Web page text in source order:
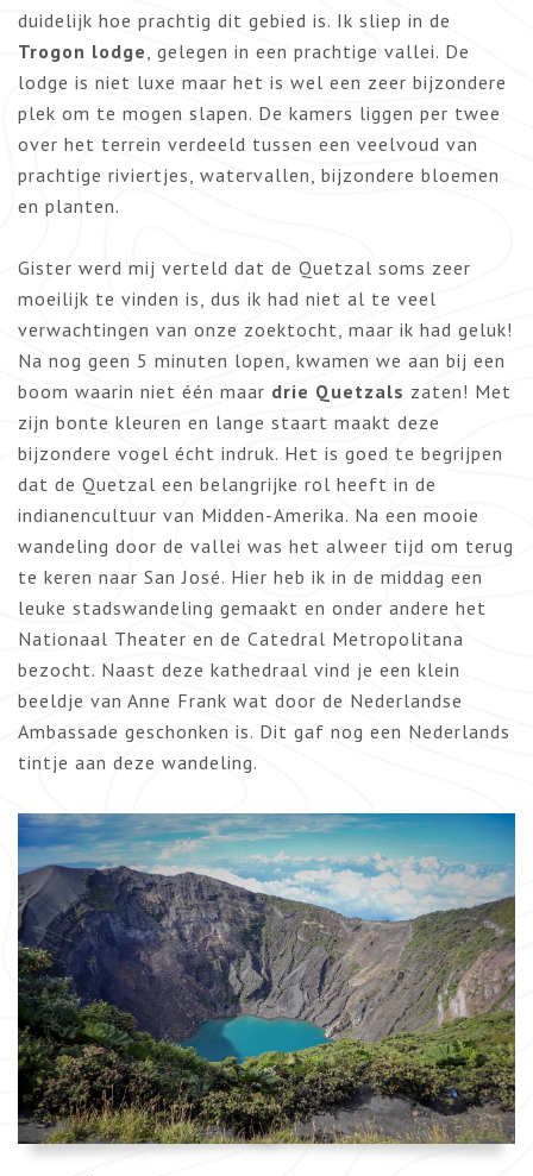
duidelijk hoe prachtig dit gebied is. Ik sliep in de
Trogon lodge , gelegen in een prachtige vallei. De
lodge is niet luxe maar het is wel een zeer bijzondere
plek om te mogen slapen. De kamers liggen per twee
over het terrein verdeeld tussen een veelvoud van
prachtige riviertjes, watervallen, bijzondere bloemen
en planten.
Gister werd mij verteld dat de Quetzal soms zeer
moeilijk te vinden is, dus ik had niet al te veel
verwachtingen van onze zoektocht, maar ik had geluk!
Na nog geen 5 minuten lopen, kwamen we aan bij een
boom waarin niet één maar drie Quetzals zaten! Met
zijn bonte kleuren en lange staart maakt deze
bijzondere vogel écht indruk. Het is goed te begrijpen
dat de Quetzal een belangrijke rol heeft in de
indianencultuur van Midden-Amerika. Na een mooie
wandeling door de vallei was het alweer tijd om terug
te keren naar San José. Hier heb ik in de middag een
leuke stadswandeling gemaakt en onder andere het
Nationaal Theater en de Catedral Metropolitana
bezocht. Naast deze kathedraal vind je een klein
beeldje van Anne Frank wat door de Nederlandse
Ambassade geschonken is. Dit gaf nog een Nederlands
tintje aan deze wandeling.